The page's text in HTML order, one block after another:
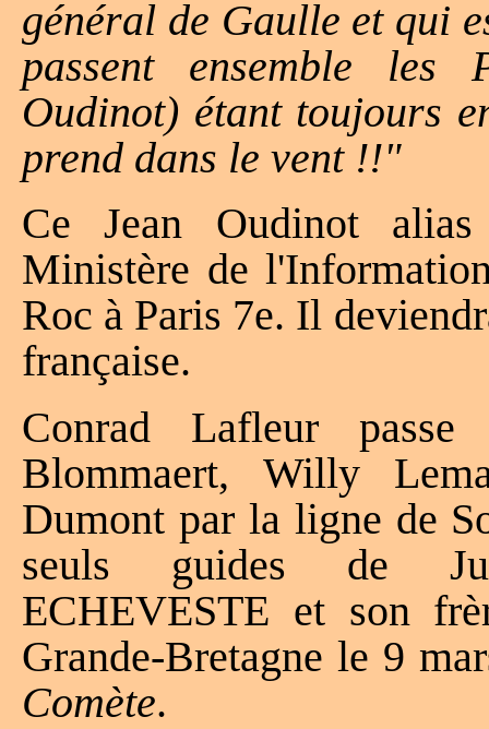
général de Gaulle et qui
passent ensemble les
Oudinot) étant toujours
prend dans le vent !!"
Ce Jean Oudinot
Ministère de
Roc à Paris 7e. Il
française.
Conrad Lafleur
Blommaert, Willy
Dumont par la ligne de
seuls guides de
ECHEVESTE et son
Grande-Bretagne le 9
Comète.